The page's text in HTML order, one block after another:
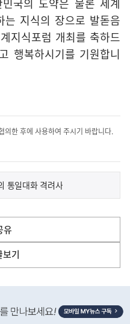
국의 도약은 물론 세계
는 지식의 장으로 발돋음
지식포럼 개최를 축하드
행복하시기를 기원합니
의한 후에 사용하여 주시기 바랍니다.
통일대화 격려사
유
보기